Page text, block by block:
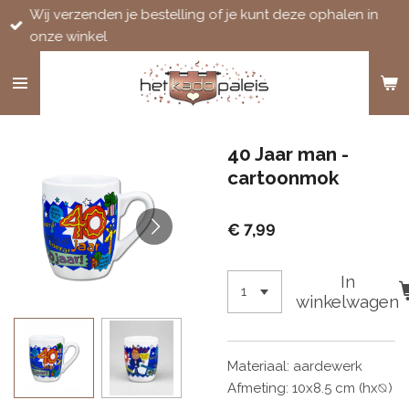
Ga
direct
de
Wij verzenden je bestelling of je kunt deze ophalen in
onze winkel
40 Jaar man -
cartoonmok
€ 7,99
In
winkelwagen
Materiaal: aardewerk
Afmeting: 10x8.5 cm (hx⦰)